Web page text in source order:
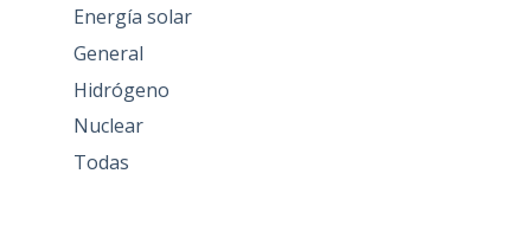
Energía solar
General
Hidrógeno
Nuclear
Todas